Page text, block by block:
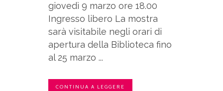
giovedì 9 marzo ore 18.00
Ingresso libero La mostra
sarà visitabile negli orari di
apertura della Biblioteca fino
al 25 marzo ...
CONTINUA A LEGGERE